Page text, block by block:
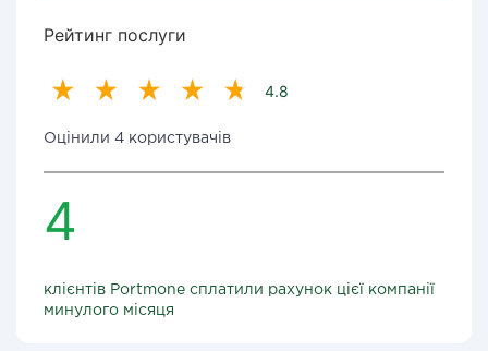
Рейтинг послуги
4.8
Оцінили 4 користувачів
4
клієнтів Portmone сплатили рахунок цієї компанії
минулого місяця